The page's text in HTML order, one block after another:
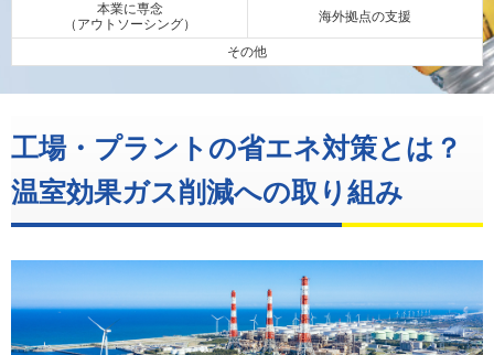
本業に専念
（アウトソーシング）
海外拠点の支援
その他
工場・プラントの省エネ対策とは？
温室効果ガス削減への取り組み